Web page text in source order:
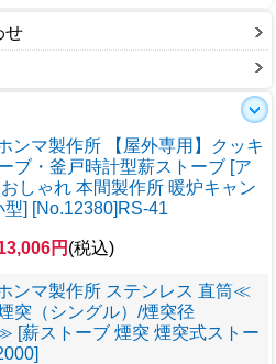
せ
ンマ製作所 【屋外専用】クッキ
ブ・釜戸時計型薪ストーブ [ア
しゃれ 本間製作所 暖炉キャン
型] [No.12380]RS-41
円 (税込)
ンマ製作所 ステンレス 直筒≪
突（シングル）/煙突径
[薪ストーブ 煙突 煙突式ストー